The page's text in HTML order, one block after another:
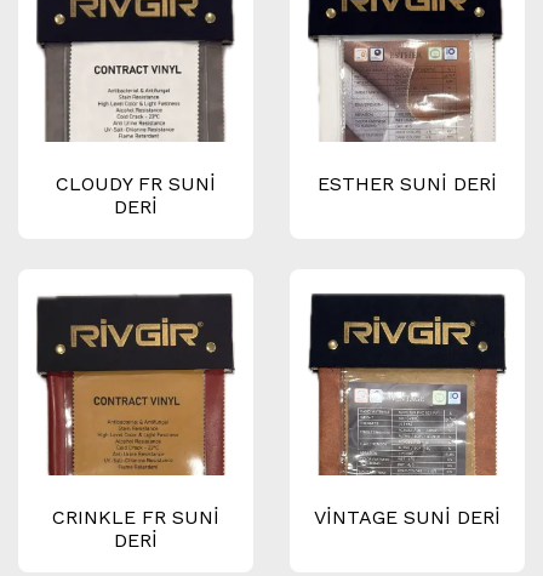
CLOUDY FR SUNİ
DERİ
ESTHER SUNİ DERİ
CRINKLE FR SUNİ
DERİ
VİNTAGE SUNİ DERİ